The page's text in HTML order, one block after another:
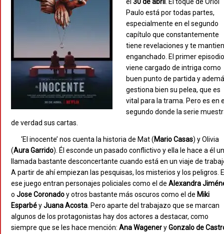
el30 de abril. El toque de Oriol
Paulo está por todas partes,
especialmente en el segundo
capítulo que constantemente
tiene revelaciones y te
enganchado. El primer
viene cargado de intriga como
buen punto de partida y
gestiona bien su pelea, que es
vital para la trama. Pero es en
segundo donde la serie
de verdad sus cartas.
‘El inocente’ nos cuenta la historia de Mat (Mario Casas) y Olivia
(Aura Garrido). Él esconde un pasado conflictivo y ella le hace a él
llamada bastante desconcertante cuando está en un viaje de
A partir de ahí empiezan las pesquisas, los misterios y los peligros.
ese juego entran personajes policiales como el de Alexandra
o Jose Coronadoy otros bastante más oscuros como el de Miki
EsparbéyJuana Acosta. Pero aparte del trabajazo que se marcan
algunos de los protagonistas hay dos actores a destacar, como
siempre que se les hace mención: Ana WageneryGonzalo de